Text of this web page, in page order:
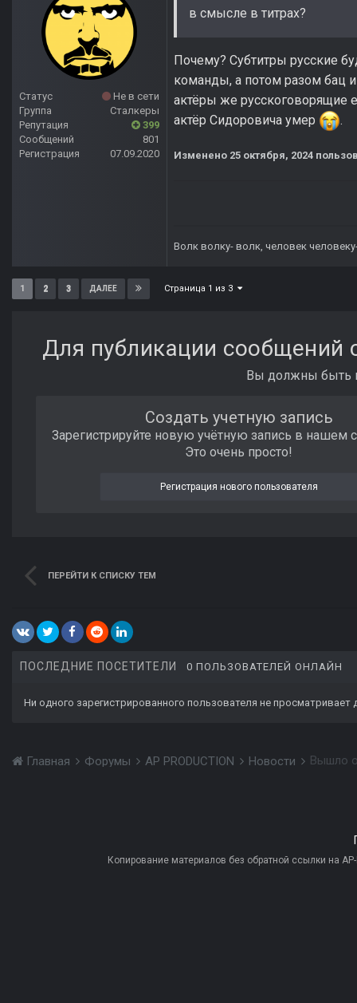
Статус
Не в сети
Группа
Сталкеры
Репутация
399
Сообщений
801
Регистрация
07.09.2020
в смысле в титрах?
Почему? Субтитры русские
команды, а потом разом бац и
актёры же русскоговорящие
актёр Сидоровича умер
.
Изменено 25 октября, 2024
Волк волку- волк, человек
1 2 3 ДАЛЕЕ Страница 1 из 3
Для публикации сообщений
Вы должны быть
Создать учетную запись
Зарегистрируйте новую учётную запись в нашем
Это очень просто!
Регистрация нового пользователя
ПЕРЕЙТИ К СПИСКУ ТЕМ
ПОСЛЕДНИЕ ПОСЕТИТЕЛИ 0 ПОЛЬЗОВАТЕЛЕЙ ОНЛАЙН
Ни одного зарегистрированного пользователя не просматривает
Главная Форумы AP PRODUCTION Новости Вышло
Копирование материалов без обратной ссылки на